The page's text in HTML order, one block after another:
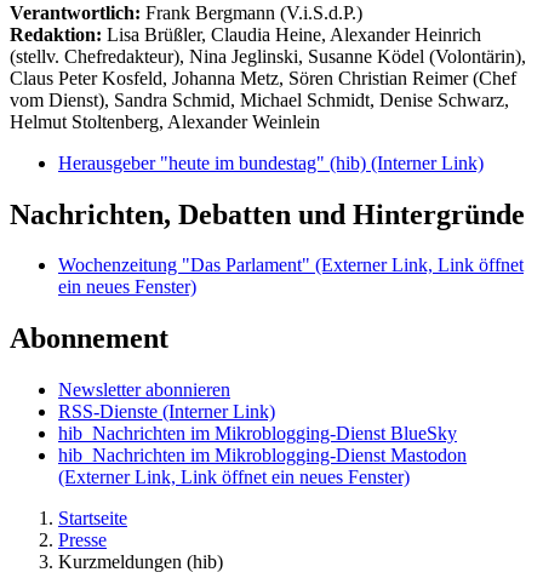
Verantwortlich: Frank Bergmann (V.i.S.d.P.)
Redaktion: Lisa Brüßler, Claudia Heine, Alexander Heinrich
(stellv. Chefredakteur), Nina Jeglinski, Susanne Ködel (Volontärin),
Claus Peter Kosfeld, Johanna Metz, Sören Christian Reimer (Chef
vom Dienst), Sandra Schmid, Michael Schmidt, Denise Schwarz,
Helmut Stoltenberg, Alexander Weinlein
Herausgeber "heute im bundestag" (hib) (Interner Link)
Nachrichten, Debatten und Hintergründe
Wochenzeitung "Das Parlament" (Externer Link, Link öffnet
ein neues Fenster)
Abonnement
Newsletter abonnieren
RSS-Dienste (Interner Link)
hib_Nachrichten im Mikroblogging-Dienst BlueSky
hib_Nachrichten im Mikroblogging-Dienst Mastodon
(Externer Link, Link öffnet ein neues Fenster)
Startseite
Presse
Kurzmeldungen (hib)